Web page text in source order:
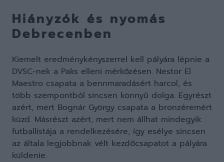
Hiányzók és nyomás
Debrecenben
Kiemelt eredménykényszerrel kell pályára lépnie a
DVSC-nek a Paks elleni mérkőzésen. Nestor El
Maestro csapata a bennmaradásért harcol, és
több szempontból sincsen könnyű dolga. Egyrészt
azért, mert Bognár György csapata a bronzéremért
küzd. Másrészt azért, mert nem állhat mindegyik
futballistája a rendelkezésére, így esélye sincsen
az általa legjobbnak vélt kezdőcsapatot a pályára
küldenie.